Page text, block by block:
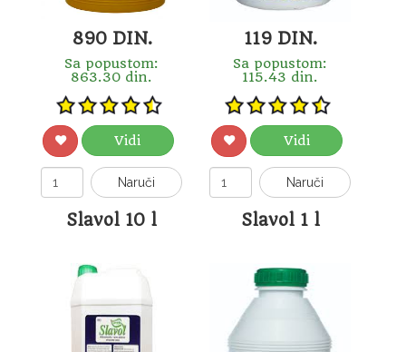
890 DIN.
Sa popustom:
863.30 din.
Vidi
Naruči
119 DIN.
Sa popustom:
115.43 din.
Vidi
Naruči
Slavol 10 l Slavol 1 l